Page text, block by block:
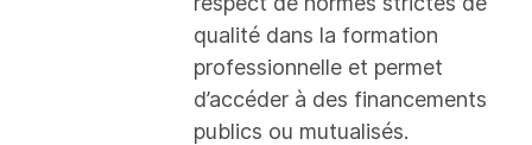
qualité dans la formation
professionnelle et permet
d’accéder à des financements
publics ou mutualisés.